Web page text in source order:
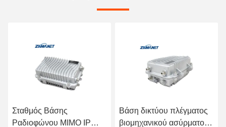
Σταθμός Βάσης
Ραδιοφώνου MIMO IP
Βάση δικτύου πλέγματος
βιομηχανικού ασύρματου